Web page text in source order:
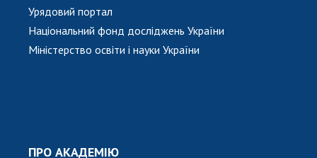
Урядовий портал
Національний фонд досліджень України
Міністерство освіти і науки України
ПРО АКАДЕМІЮ